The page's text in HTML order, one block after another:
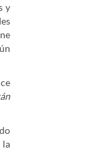
y
la